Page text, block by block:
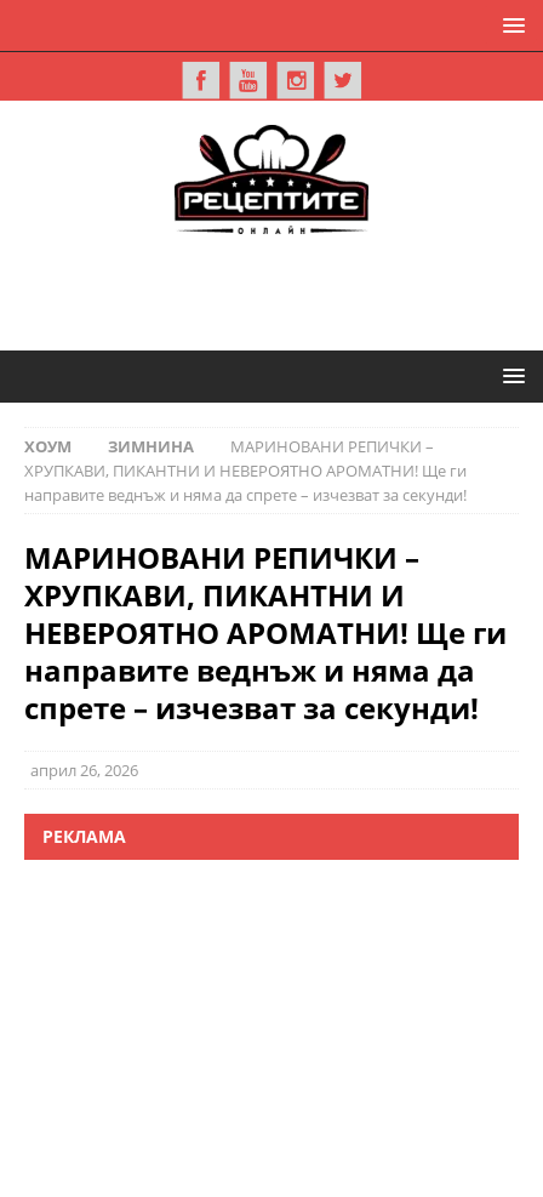
ХОУМ ЗИМНИНА
МАРИНОВАНИ РЕПИЧКИ –
ХРУПКАВИ, ПИКАНТНИ И НЕВЕРОЯТНО АРОМАТНИ! Ще ги
направите веднъж и няма да спрете – изчезват за секунди!
МАРИНОВАНИ РЕПИЧКИ –
ХРУПКАВИ, ПИКАНТНИ И
НЕВЕРОЯТНО АРОМАТНИ! Ще ги
направите веднъж и няма да
спрете – изчезват за секунди!
април 26, 2026
РЕКЛАМА